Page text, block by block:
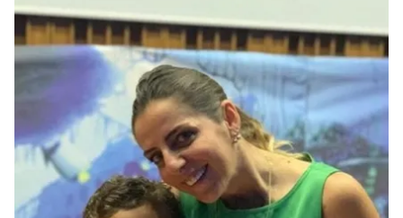
Sitemizde kendimize ve üçüncü kişilere ait çerezler
kullanılmaktadır. Bu çerezler vasıtasıyla çeşitli kişisel
verileriniz işlenmekte olup gerekli olan çerezler bilgi
toplumu hizmetlerinin sunulması amacıyla
kullanılmaktadır. Diğer çerezler, sitemizin daha işlevsel
kılınması ve kişiselleştirilmesi ve sizlere yönelik
reklam/pazarlama faaliyetlerinin yapılması, amaçlarıyla
sınırlı olarak açık rızanız dahilinde kullanılacaktır.
Çerezlere ilişkin tercihlerinizi aşağıda yer alan panel